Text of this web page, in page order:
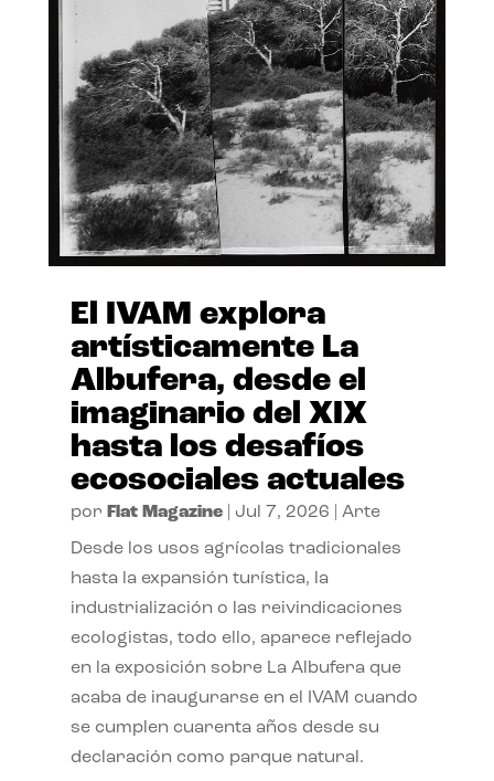
El IVAM explora
artísticamente La
Albufera, desde el
imaginario del XIX
hasta los desafíos
ecosociales actuales
por Flat Magazine| Jul 7, 2026 Arte
Desde los usos agrícolas tradicionales
hasta la expansión turística, la
industrialización o las reivindicaciones
ecologistas, todo ello, aparece reflejado
en la exposición sobre La Albufera que
acaba de inaugurarse en el IVAM cuando
se cumplen cuarenta años desde su
declaración como parque natural.